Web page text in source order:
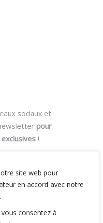
site web pour
en accord avec notre
consentez à
sociaux et
pour
!